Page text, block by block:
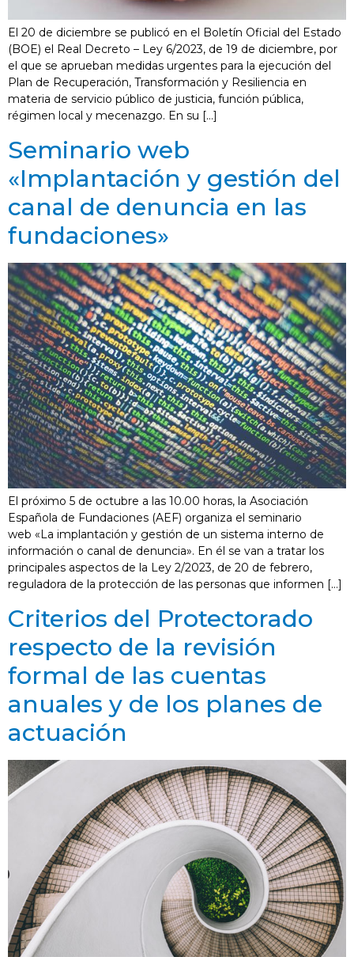
El 20 de diciembre se publicó en el Boletín Oficial del Estado
(BOE) el Real Decreto – Ley 6/2023, de 19 de diciembre, por
el que se aprueban medidas urgentes para la ejecución del
Plan de Recuperación, Transformación y Resiliencia en
materia de servicio público de justicia, función pública,
régimen local y mecenazgo. En su […]
Seminario web
«Implantación y gestión del
canal de denuncia en las
fundaciones»
El próximo 5 de octubre a las 10.00 horas, la Asociación
Española de Fundaciones (AEF) organiza el seminario
web «La implantación y gestión de un sistema interno de
información o canal de denuncia». En él se van a tratar los
principales aspectos de la Ley 2/2023, de 20 de febrero,
reguladora de la protección de las personas que informen […]
Criterios del Protectorado
respecto de la revisión
formal de las cuentas
anuales y de los planes de
actuación